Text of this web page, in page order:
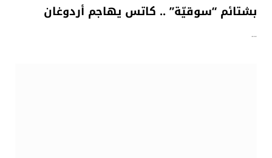
بشتائم “سوقيّة” .. كاتس يهاجم أردوغان
…